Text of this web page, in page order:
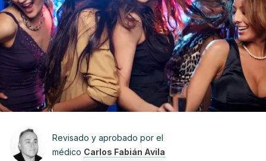
Revisado y aprobado por el
médico Carlos Fabián Avila